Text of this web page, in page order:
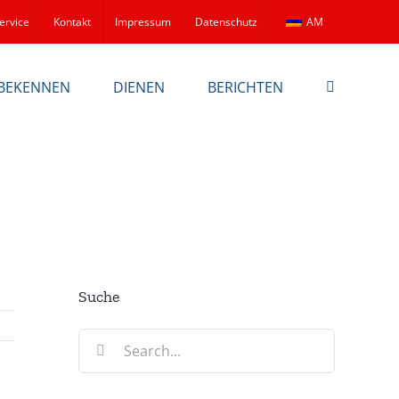
Kontakt Impressum Datenschutz AM
DIENEN BERICHTEN
Suche
Search